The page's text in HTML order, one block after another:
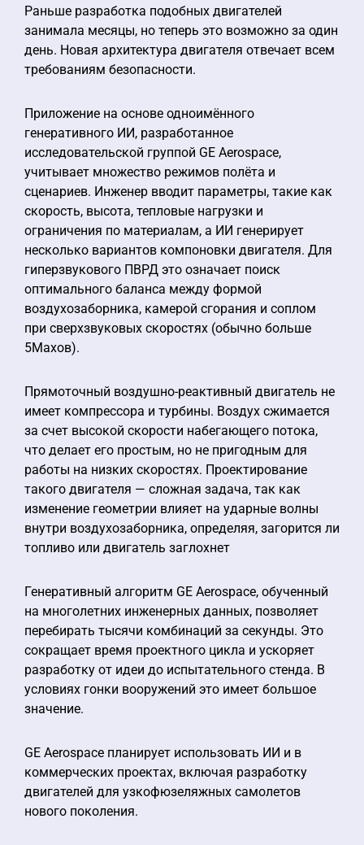
Раньше разработка подобных двигателей
занимала месяцы, но теперь это возможно за один
день. Новая архитектура двигателя отвечает всем
требованиям безопасности.
Приложение на основе одноимённого
генеративного ИИ, разработанное
исследовательской группой GE Aerospace,
учитывает множество режимов полёта и
сценариев. Инженер вводит параметры, такие как
скорость, высота, тепловые нагрузки и
ограничения по материалам, а ИИ генерирует
несколько вариантов компоновки двигателя. Для
гиперзвукового ПВРД это означает поиск
оптимального баланса между формой
воздухозаборника, камерой сгорания и соплом
при сверхзвуковых скоростях (обычно больше
5Махов).
Прямоточный воздушно-реактивный двигатель не
имеет компрессора и турбины. Воздух сжимается
за счет высокой скорости набегающего потока,
что делает его простым, но не пригодным для
работы на низких скоростях. Проектирование
такого двигателя — сложная задача, так как
изменение геометрии влияет на ударные волны
внутри воздухозаборника, определяя, загорится ли
топливо или двигатель заглохнет
Генеративный алгоритм GE Aerospace, обученный
на многолетних инженерных данных, позволяет
перебирать тысячи комбинаций за секунды. Это
сокращает время проектного цикла и ускоряет
разработку от идеи до испытательного стенда. В
условиях гонки вооружений это имеет большое
значение.
GE Aerospace планирует использовать ИИ и в
коммерческих проектах, включая разработку
двигателей для узкофюзеляжных самолетов
нового поколения.